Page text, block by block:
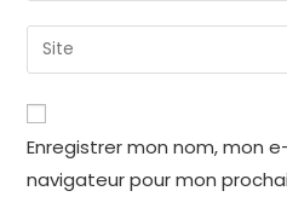
Enregistrer mon nom, mon
navigateur pour mon